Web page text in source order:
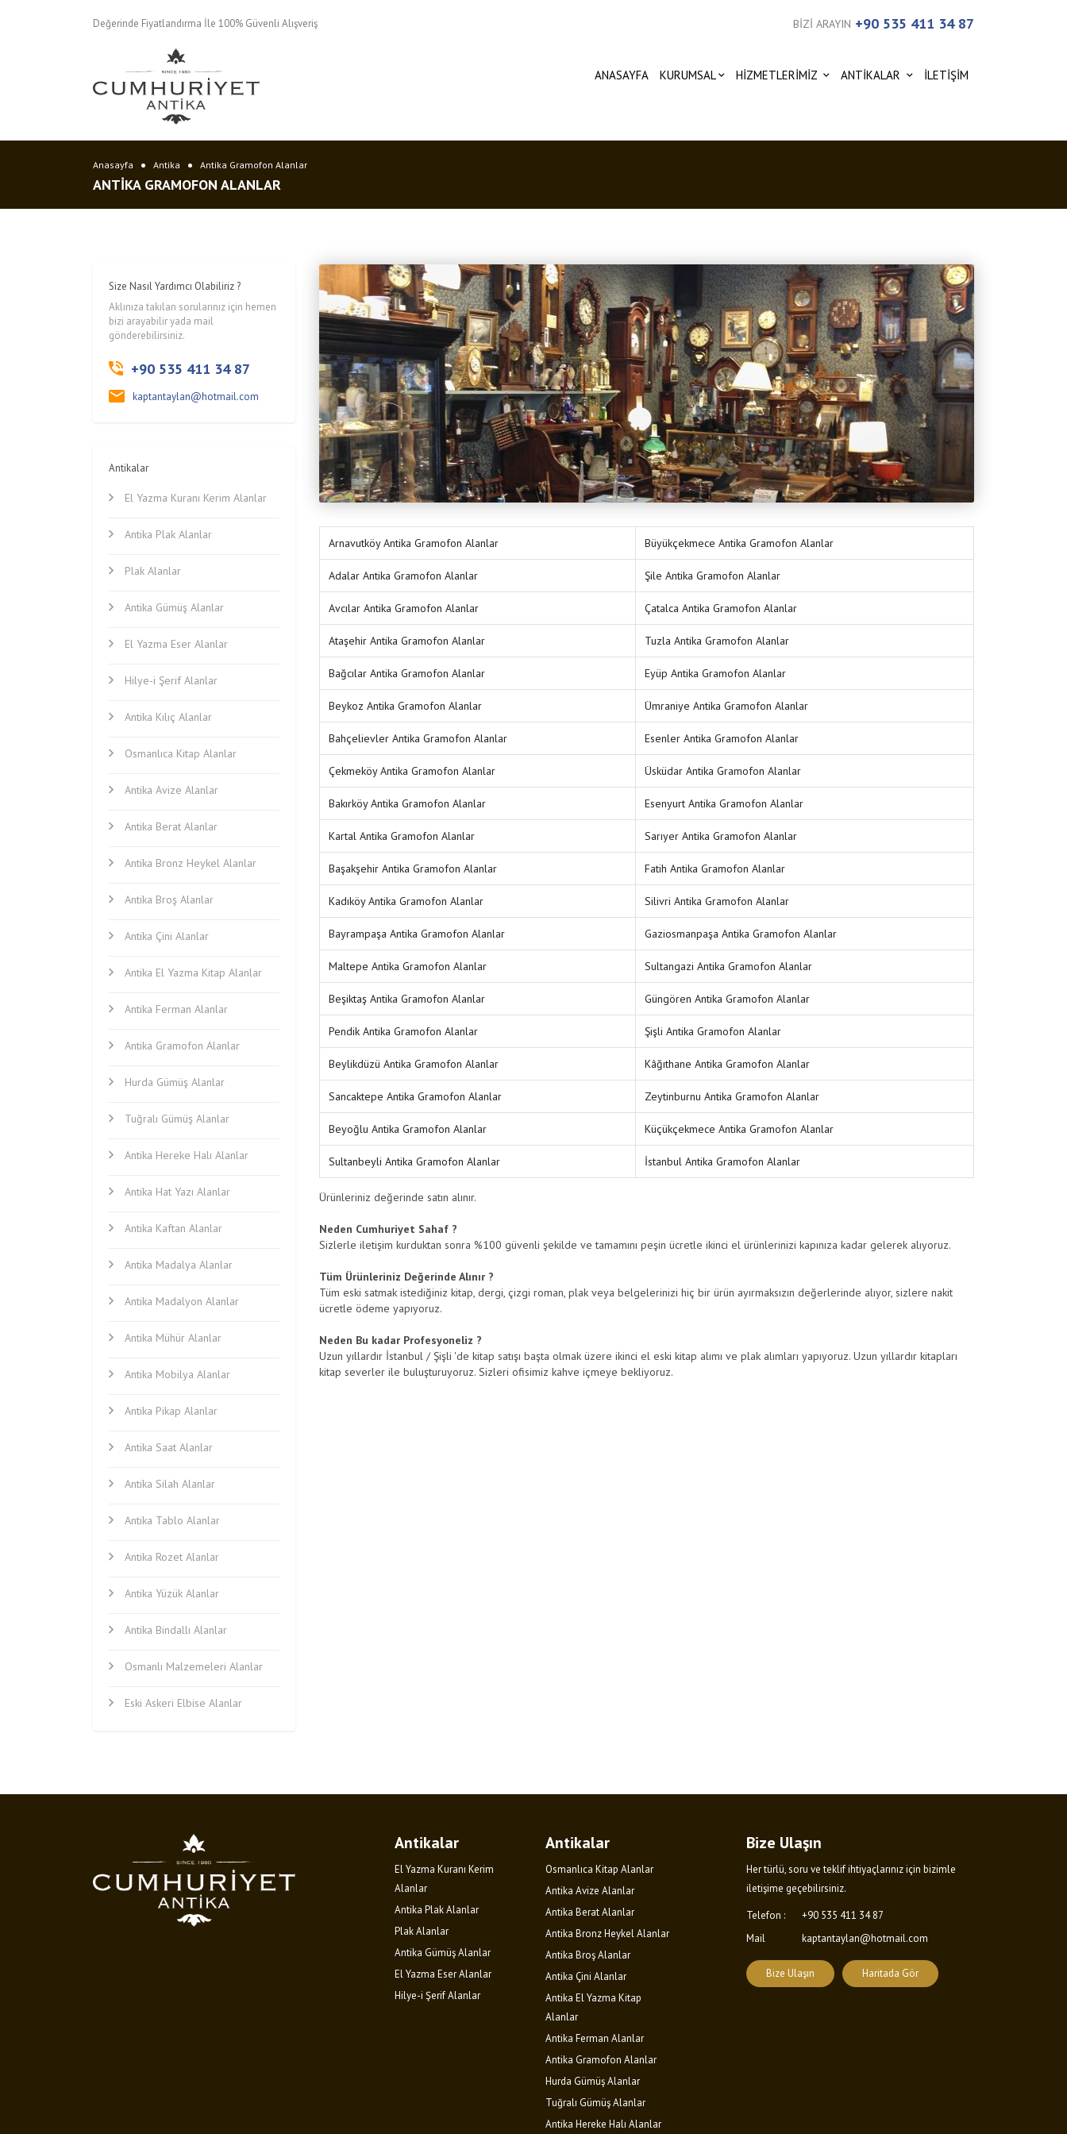
Değerinde Fiyatlandırma İle 100% Güvenli Alışveriş BİZİ ARAYIN +90 535 411 34 87
ANASAYFA KURUMSAL HİZMETLERİMİZ ANTİKALAR İLETİŞİM
Anasayfa Antika Antika Gramofon Alanlar
ANTIKA GRAMOFON ALANLAR
Size Nasıl Yardımcı Olabiliriz ?
Aklınıza takılan sorularınız için hemen
bizi arayabilir yada mail
gönderebilirsiniz.
+90 535 411 34 87
kaptantaylan@hotmail.com
Antikalar
El Yazma Kuranı Kerim Alanlar
Antika Plak Alanlar
Plak Alanlar
Antika Gümüş Alanlar
El Yazma Eser Alanlar
Hilye-i Şerif Alanlar
Antika Kılıç Alanlar
Osmanlıca Kitap Alanlar
Antika Avize Alanlar
Antika Berat Alanlar
Antika Bronz Heykel Alanlar
Antika Broş Alanlar
Antika Çini Alanlar
Antika El Yazma Kitap Alanlar
Antika Ferman Alanlar
Antika Gramofon Alanlar
Hurda Gümüş Alanlar
Tuğralı Gümüş Alanlar
Antika Hereke Halı Alanlar
Antika Hat Yazı Alanlar
Antika Kaftan Alanlar
Antika Madalya Alanlar
Antika Madalyon Alanlar
Antika Mühür Alanlar
Antika Mobilya Alanlar
Antika Pikap Alanlar
Antika Saat Alanlar
Antika Silah Alanlar
Antika Tablo Alanlar
Antika Rozet Alanlar
Antika Yüzük Alanlar
Antika Bindallı Alanlar
Osmanlı Malzemeleri Alanlar
Eski Askeri Elbise Alanlar
Arnavutköy Antika Gramofon Alanlar Büyükçekmece Antika Gramofon Alanlar
Adalar Antika Gramofon Alanlar Şile Antika Gramofon Alanlar
Avcılar Antika Gramofon Alanlar Çatalca Antika Gramofon Alanlar
Ataşehir Antika Gramofon Alanlar Tuzla Antika Gramofon Alanlar
Bağcılar Antika Gramofon Alanlar Eyüp Antika Gramofon Alanlar
Beykoz Antika Gramofon Alanlar Ümraniye Antika Gramofon Alanlar
Bahçelievler Antika Gramofon Alanlar Esenler Antika Gramofon Alanlar
Çekmeköy Antika Gramofon Alanlar Üsküdar Antika Gramofon Alanlar
Bakırköy Antika Gramofon Alanlar Esenyurt Antika Gramofon Alanlar
Kartal Antika Gramofon Alanlar Sarıyer Antika Gramofon Alanlar
Başakşehir Antika Gramofon Alanlar Fatih Antika Gramofon Alanlar
Kadıköy Antika Gramofon Alanlar Silivri Antika Gramofon Alanlar
Bayrampaşa Antika Gramofon Alanlar Gaziosmanpaşa Antika Gramofon Alanlar
Maltepe Antika Gramofon Alanlar Sultangazi Antika Gramofon Alanlar
Beşiktaş Antika Gramofon Alanlar Güngören Antika Gramofon Alanlar
Pendik Antika Gramofon Alanlar Şişli Antika Gramofon Alanlar
Beylikdüzü Antika Gramofon Alanlar Kâğıthane Antika Gramofon Alanlar
Sancaktepe Antika Gramofon Alanlar Zeytinburnu Antika Gramofon Alanlar
Beyoğlu Antika Gramofon Alanlar Küçükçekmece Antika Gramofon Alanlar
Sultanbeyli Antika Gramofon Alanlar İstanbul Antika Gramofon Alanlar
Ürünleriniz değerinde satın alınır.
Neden Cumhuriyet Sahaf ?
Sizlerle iletişim kurduktan sonra %100 güvenli şekilde ve tamamını peşin ücretle ikinci el ürünlerinizi kapınıza kadar gelerek alıyoruz.
Tüm Ürünleriniz Değerinde Alınır ?
Tüm eski satmak istediğiniz kitap, dergi, çizgi roman, plak veya belgelerinizi hiç bir ürün ayırmaksızın değerlerinde alıyor, sizlere nakit
ücretle ödeme yapıyoruz.
Neden Bu kadar Profesyoneliz ?
Uzun yıllardır İstanbul / Şişli 'de kitap satışı başta olmak üzere ikinci el eski kitap alımı ve plak alımları yapıyoruz. Uzun yıllardır kitapları
kitap severler ile buluşturuyoruz. Sizleri ofisimiz kahve içmeye bekliyoruz.
Antikalar
El Yazma Kuranı Kerim
Alanlar
Antika Plak Alanlar
Plak Alanlar
Antika Gümüş Alanlar
El Yazma Eser Alanlar
Hilye-i Şerif Alanlar
Antikalar
Osmanlıca Kitap Alanlar
Antika Avize Alanlar
Antika Berat Alanlar
Antika Bronz Heykel Alanlar
Antika Broş Alanlar
Antika Çini Alanlar
Antika El Yazma Kitap
Alanlar
Antika Ferman Alanlar
Antika Gramofon Alanlar
Hurda Gümüş Alanlar
Tuğralı Gümüş Alanlar
Antika Hereke Halı Alanlar
Bize Ulaşın
Her türlü, soru ve teklif ihtiyaçlarınız için bizimle
iletişime geçebilirsiniz.
Telefon :
+90 535 411 34 87
Mail
kaptantaylan@hotmail.com
Bize Ulaşın Haritada Gör